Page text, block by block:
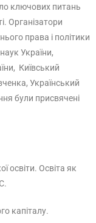
ключових питань
Організатори
права і політики
України,
Київський
Український
були присвячені
освіти. Освіта як
капіталу.